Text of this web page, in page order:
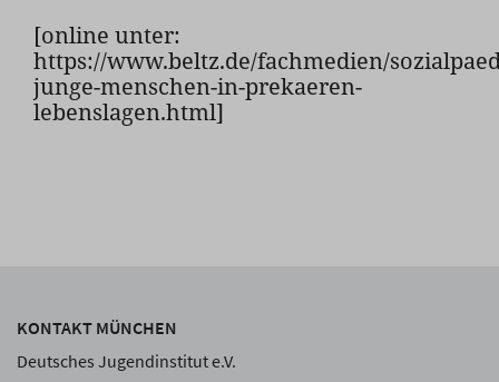
[online unter:
https://www.beltz.de/fachmedien/
junge-menschen-in-prekaeren-
lebenslagen.html]
KONTAKT MÜNCHEN
Deutsches Jugendinstitut e.V.